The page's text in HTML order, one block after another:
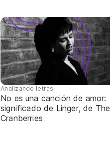
Analizando letras
No es una canción de amor:
significado de Linger, de The
Cranberries